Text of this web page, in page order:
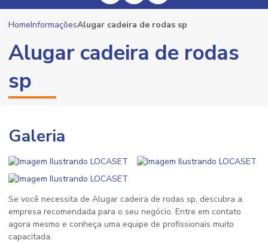
HomeInformaçõesAlugar cadeira de rodas sp
Alugar cadeira de rodas
sp
Galeria
Se você necessita de Alugar cadeira de rodas sp, descubra a
empresa recomendada para o seu negócio. Entre em contato
agora mesmo e conheça uma equipe de profissionais muito
capacitada.